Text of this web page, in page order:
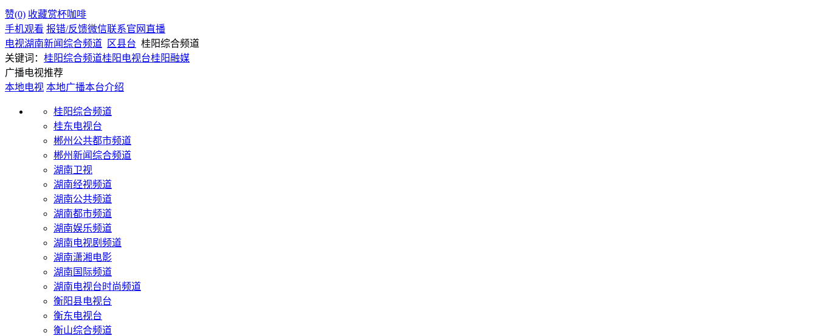
赞(0) 收藏赏杯咖啡
手机观看 报错/反馈微信联系官网直播
电视湖南新闻综合频道 区县台 桂阳综合频道
关键词： 桂阳综合频道桂阳电视台桂阳融媒
广播电视推荐
本地电视 本地广播本台介绍
桂阳综合频道
桂东电视台
郴州公共都市频道
郴州新闻综合频道
湖南卫视
湖南经视频道
湖南公共频道
湖南都市频道
湖南娱乐频道
湖南电视剧频道
湖南潇湘电影
湖南国际频道
湖南电视台时尚频道
衡阳县电视台
衡东电视台
衡山综合频道